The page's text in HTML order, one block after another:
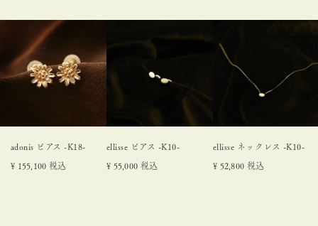
adonis ピアス -K18-
¥ 155,100 税込
ellisse ピアス -K10-
¥ 55,000 税込
ellisse ネックレス -K10-
¥ 52,800 税込